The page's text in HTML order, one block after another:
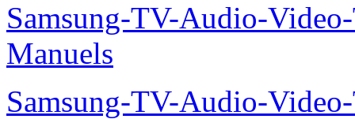
Samsung-TV-Audio-
Manuels
Samsung-TV-Audio-